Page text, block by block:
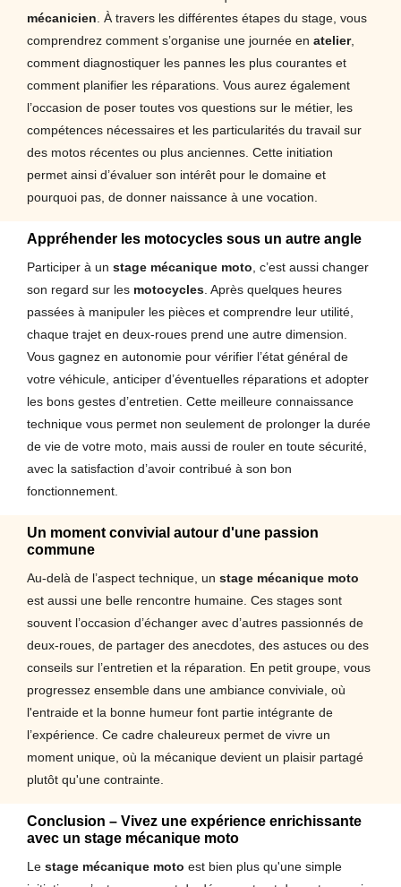
mécanicien . À travers les différentes étapes du stage, vous
comprendrez comment s’organise une journée en atelier,
comment diagnostiquer les pannes les plus courantes et
comment planifier les réparations. Vous aurez également
l’occasion de poser toutes vos questions sur le métier, les
compétences nécessaires et les particularités du travail sur
des motos récentes ou plus anciennes. Cette initiation
permet ainsi d’évaluer son intérêt pour le domaine et
pourquoi pas, de donner naissance à une vocation.
Appréhender les motocycles sous un autre angle
Participer à un stage mécanique moto , c’est aussi changer
son regard sur les motocycles . Après quelques heures
passées à manipuler les pièces et comprendre leur utilité,
chaque trajet en deux-roues prend une autre dimension.
Vous gagnez en autonomie pour vérifier l’état général de
votre véhicule, anticiper d’éventuelles réparations et adopter
les bons gestes d’entretien. Cette meilleure connaissance
technique vous permet non seulement de prolonger la durée
de vie de votre moto, mais aussi de rouler en toute sécurité,
avec la satisfaction d’avoir contribué à son bon
fonctionnement.
Un moment convivial autour d'une passion
commune
Au-delà de l’aspect technique, un stage mécanique moto
est aussi une belle rencontre humaine. Ces stages sont
souvent l’occasion d’échanger avec d’autres passionnés de
deux-roues, de partager des anecdotes, des astuces ou des
conseils sur l’entretien et la réparation. En petit groupe, vous
progressez ensemble dans une ambiance conviviale, où
l'entraide et la bonne humeur font partie intégrante de
l’expérience. Ce cadre chaleureux permet de vivre un
moment unique, où la mécanique devient un plaisir partagé
plutôt qu'une contrainte.
Conclusion – Vivez une expérience enrichissante
avec un stage mécanique moto
Le stage mécanique moto est bien plus qu'une simple